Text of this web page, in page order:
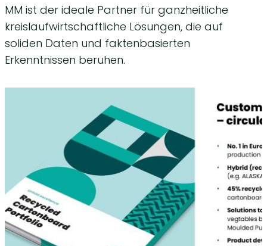
MM ist der ideale Partner für ganzheitliche
kreislaufwirtschaftliche Lösungen, die auf
soliden Daten und faktenbasierten
Erkenntnissen beruhen.